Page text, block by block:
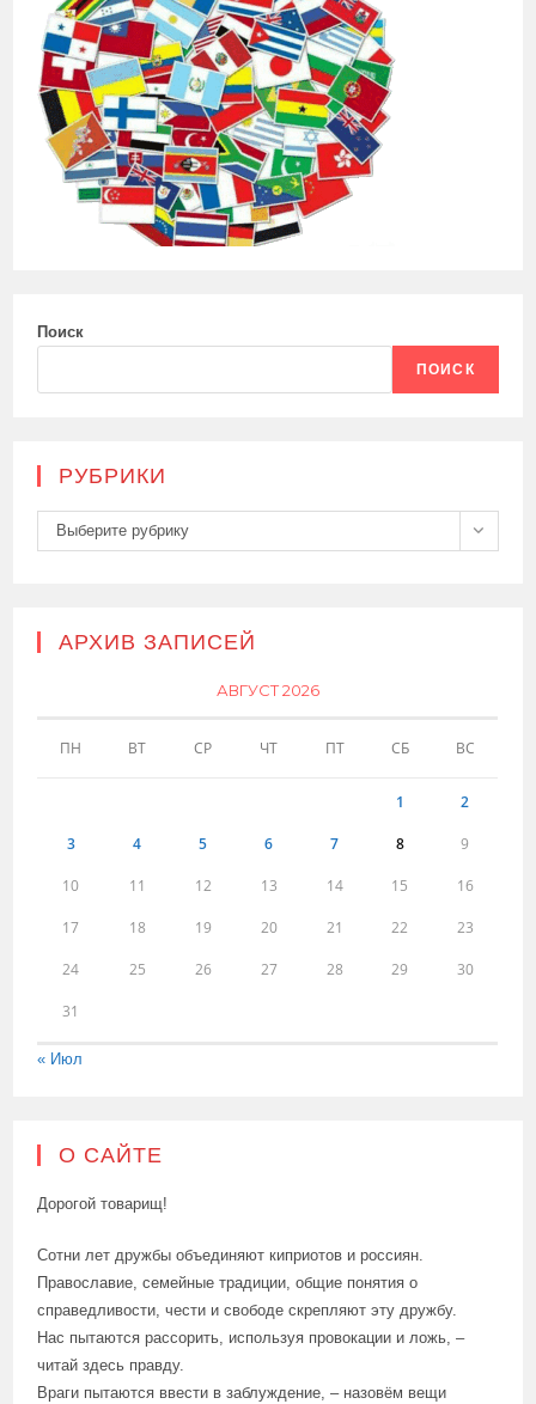
Поиск
ПОИСК
РУБРИКИ
Рубрики
Выберите рубрику
АРХИВ ЗАПИСЕЙ
АВГУСТ 2026
ПН ВТ СР ЧТ ПТ СБ ВС
1 2
3 4 5 6 7 8 9
10 11 12 13 14 15 16
17 18 19 20 21 22 23
24 25 26 27 28 29 30
31
« Июл
О САЙТЕ
Дорогой товарищ!
Сотни лет дружбы объединяют киприотов и россиян.
Православие, семейные традиции, общие понятия о
справедливости, чести и свободе скрепляют эту дружбу.
Нас пытаются рассорить, используя провокации и ложь, –
читай здесь правду.
Враги пытаются ввести в заблуждение, – назовём вещи